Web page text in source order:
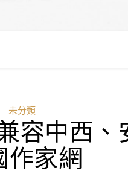
未分類
容中西
作家網